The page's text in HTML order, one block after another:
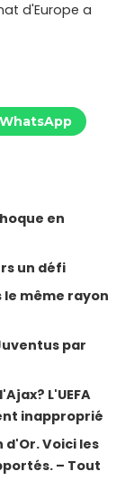
d'Europe a
WhatsApp
en
un défi
le même rayon
par
L'UEFA
inapproprié
d'Or. Voici les
– Tout